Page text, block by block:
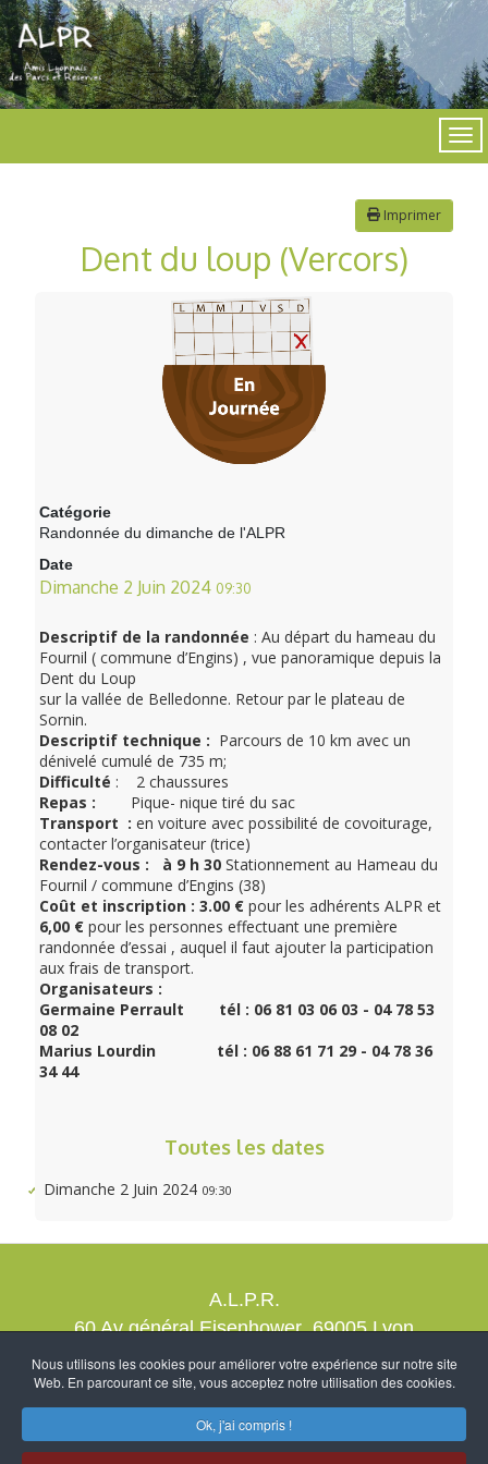
Nous utilisons les cookies pour améliorer votre expérience sur notre site
Web. En parcourant ce site, vous acceptez notre utilisation des cookies.
Ok, j'ai compris !
Imprimer
Dent du loup (Vercors)
Catégorie
Randonnée du dimanche de l'ALPR
Date
Dimanche 2 Juin 2024 09:30
Descriptif de la randonnée : Au départ du hameau du
Fournil ( commune d’Engins) , vue panoramique depuis la
Dent du Loup
sur la vallée de Belledonne. Retour par le plateau de
Sornin.
Descriptif technique : Parcours de 10 km avec un
dénivelé cumulé de 735 m;
Difficulté : 2 chaussures
Repas : Pique- nique tiré du sac
Transport :en voiture avec possibilité de covoiturage,
contacter l’organisateur (trice)
Rendez-vous : à 9 h 30Stationnement au Hameau du
Fournil / commune d’Engins (38)
Coût et inscription : 3.00 €pour les adhérents ALPR et
6,00 €pour les personnes effectuant une première
randonnée d’essai , auquel il faut ajouter la participation
aux frais de transport.
Organisateurs :
Germaine Perrault
tél : 06 81 03 06 03 - 04 78 53
08 02
Marius Lourdin
tél : 06 88 61 71 29 - 04 78 36
34 44
Toutes les dates
Dimanche 2 Juin 2024 09:30
A.L.P.R.
60 Av général Eisenhower 69005 Lyon
Nous rejoindre
Mention légales-Création NcDubourg